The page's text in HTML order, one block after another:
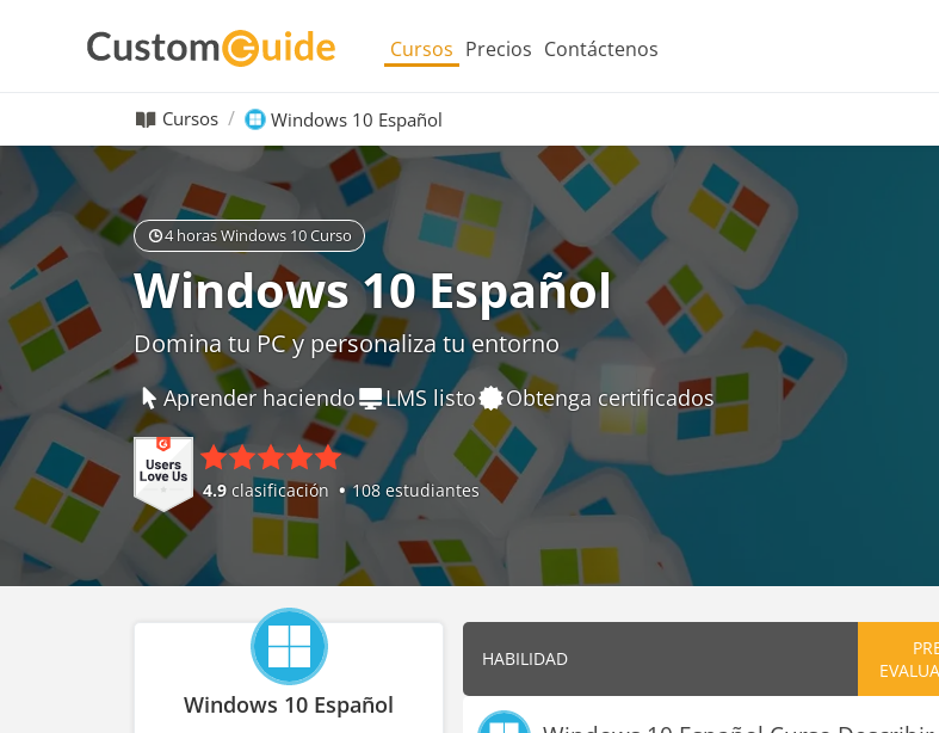
Cursos Precios Contáctenos
Cursos Windows 10 Español
4 horas Windows 10 Curso
Windows 10 Español
Domina tu PC y personaliza tu entorno
Aprender haciendo LMS listo Obtenga certificados
4.9 clasificación 108 estudiantes
Windows 10 Español
HABILIDAD